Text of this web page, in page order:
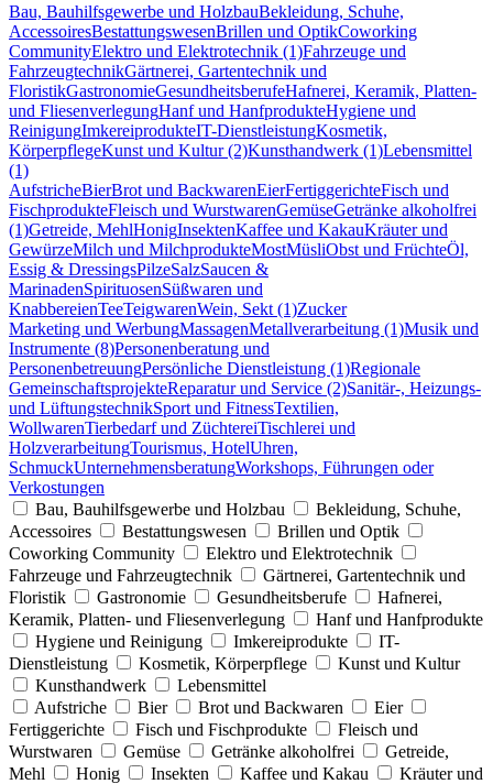
Bau, Bauhilfsgewerbe und HolzbauBekleidung, Schuhe,
AccessoiresBestattungswesenBrillen und OptikCoworking
CommunityElektro und Elektrotechnik (1)Fahrzeuge und
FahrzeugtechnikGärtnerei, Gartentechnik und
FloristikGastronomieGesundheitsberufeHafnerei, Keramik, Platten-
und FliesenverlegungHanf und HanfprodukteHygiene und
ReinigungImkereiprodukteIT-DienstleistungKosmetik,
KörperpflegeKunst und Kultur (2)Kunsthandwerk (1)Lebensmittel
(1)
AufstricheBierBrot und BackwarenEierFertiggerichteFisch und
FischprodukteFleisch und WurstwarenGemüseGetränke alkoholfrei
(1)Getreide, MehlHonigInsektenKaffee und KakauKräuter und
GewürzeMilch und MilchprodukteMostMüsliObst und FrüchteÖl,
Essig & DressingsPilzeSalzSaucen &
MarinadenSpirituosenSüßwaren und
KnabbereienTeeTeigwarenWein, Sekt (1)Zucker
Marketing und WerbungMassagenMetallverarbeitung (1)Musik und
Instrumente (8)Personenberatung und
PersonenbetreuungPersönliche Dienstleistung (1)Regionale
GemeinschaftsprojekteReparatur und Service (2)Sanitär-, Heizungs-
und LüftungstechnikSport und FitnessTextilien,
WollwarenTierbedarf und ZüchtereiTischlerei und
HolzverarbeitungTourismus, HotelUhren,
SchmuckUnternehmensberatungWorkshops, Führungen oder
Verkostungen
Bau, Bauhilfsgewerbe und Holzbau
Bekleidung, Schuhe,
Accessoires
Bestattungswesen
Brillen und Optik
Coworking Community
Elektro und Elektrotechnik
Fahrzeuge und Fahrzeugtechnik
Gärtnerei, Gartentechnik und
Floristik
Gastronomie Gesundheitsberufe
Hafnerei,
Keramik, Platten- und Fliesenverlegung
Hanf und Hanfprodukte
Hygiene und Reinigung
Imkereiprodukte
IT-
Dienstleistung
Kosmetik, Körperpflege
Kunst und Kultur
Kunsthandwerk
Lebensmittel
Aufstriche
Bier Brot und Backwaren
Eier
Fertiggerichte
Fisch und Fischprodukte
Fleisch und
Wurstwaren
Gemüse Getränke alkoholfrei
Getreide,
Mehl
Honig Insekten Kaffee und Kakau
Kräuter und